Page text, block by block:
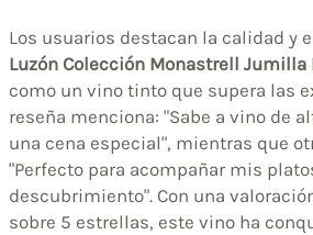
Los usuarios destacan la calidad y
Luzón Colección Monastrell Jumilla
como un vino tinto que supera las
reseña menciona: "Sabe a vino de
una cena especial", mientras que
"Perfecto para acompañar mis
descubrimiento". Con una
sobre 5 estrellas, este vino ha